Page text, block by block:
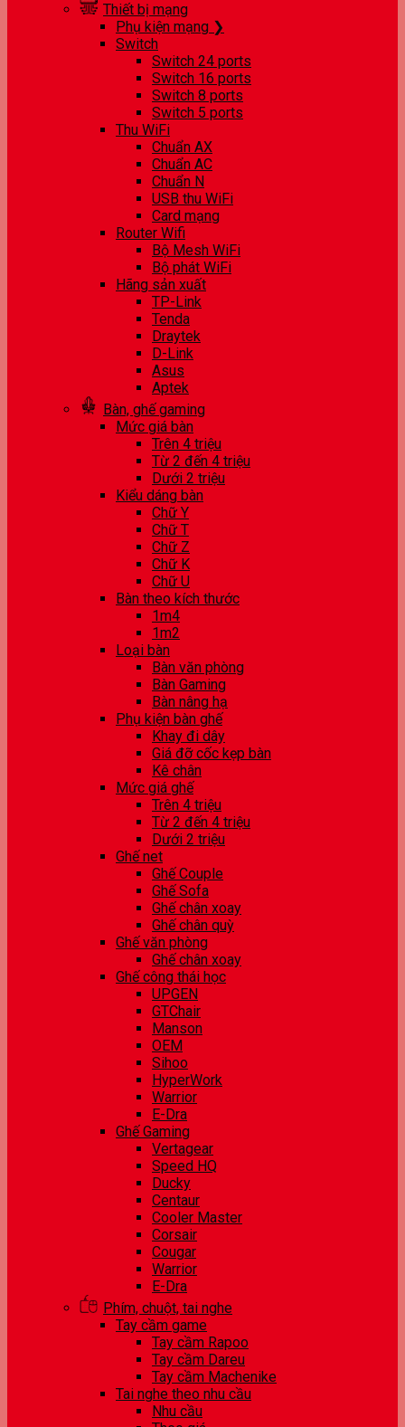
Thiết bị mạng
Phụ kiện mạng ❯
Switch
Switch 24 ports
Switch 16 ports
Switch 8 ports
Switch 5 ports
Thu WiFi
Chuẩn AX
Chuẩn AC
Chuẩn N
USB thu WiFi
Card mạng
Router Wifi
Bộ Mesh WiFi
Bộ phát WiFi
Hãng sản xuất
TP-Link
Tenda
Draytek
D-Link
Asus
Aptek
Bàn, ghế gaming
Mức giá bàn
Trên 4 triệu
Từ 2 đến 4 triệu
Dưới 2 triệu
Kiểu dáng bàn
Chữ Y
Chữ T
Chữ Z
Chữ K
Chữ U
Bàn theo kích thước
1m4
1m2
Loại bàn
Bàn văn phòng
Bàn Gaming
Bàn nâng hạ
Phụ kiện bàn ghế
Khay đi dây
Giá đỡ cốc kẹp bàn
Kê chân
Mức giá ghế
Trên 4 triệu
Từ 2 đến 4 triệu
Dưới 2 triệu
Ghế net
Ghế Couple
Ghế Sofa
Ghế chân xoay
Ghế chân quỳ
Ghế văn phòng
Ghế chân xoay
Ghế công thái học
UPGEN
GTChair
Manson
OEM
Sihoo
HyperWork
Warrior
E-Dra
Ghế Gaming
Vertagear
Speed HQ
Ducky
Centaur
Cooler Master
Corsair
Cougar
Warrior
E-Dra
Phím, chuột, tai nghe
Tay cầm game
Tay cầm Rapoo
Tay cầm Dareu
Tay cầm Machenike
Tai nghe theo nhu cầu
Nhu cầu